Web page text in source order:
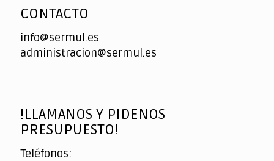
CONTACTO
info@sermul.es
administracion@sermul.es
!LLAMANOS Y PIDENOS
PRESUPUESTO!
Teléfonos: